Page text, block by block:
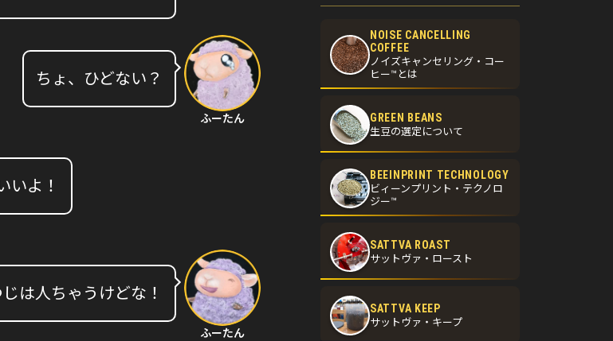
ちょ、ひどない？
ふーたん
いよ！
は人ちゃうけどな！
ふーたん
NOISE CANCELLING
COFFEE
ノイズキャンセリング・コー
ヒー™とは
GREEN BEANS
生豆の選定について
BEEINPRINT TECHNOLOGY
ビィーンプリント・テクノロ
ジー™
SATTVA ROAST
サットヴァ・ロースト
SATTVA KEEP
サットヴァ・キープ